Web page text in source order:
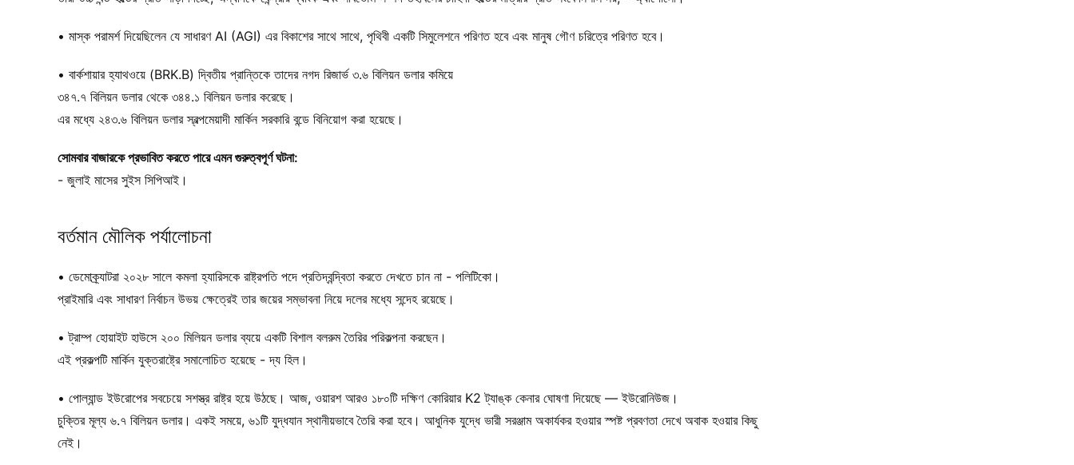
• মাস্ক পরামর্শ দিয়েছিলেন যে সাধারণ AI (AGI) এর বিকাশের সাথে সাথে, পৃথিবী একটি সিমুলেশনে পরিণত হবে এবং মানুষ গৌণ চরিত্রে পরিণত হবে।
• বার্কশায়ার হ্যাথওয়ে (BRK.B) দ্বিতীয় প্রান্তিকে তাদের নগদ রিজার্ভ ৩.৬ বিলিয়ন ডলার কমিয়ে
৩৪৭.৭ বিলিয়ন ডলার থেকে ৩৪৪.১ বিলিয়ন ডলার করেছে।
এর মধ্যে ২৪৩.৬ বিলিয়ন ডলার স্বল্পমেয়াদী মার্কিন সরকারি বন্ডে বিনিয়োগ করা হয়েছে।
সোমবার বাজারকে প্রভাবিত করতে পারে এমন গুরুত্বপূর্ণ ঘটনা:
- জুলাই মাসের সুইস সিপিআই।
বর্তমান মৌলিক পর্যালোচনা
• ডেমোক্র্যাটরা ২০২৮ সালে কমলা হ্যারিসকে রাষ্ট্রপতি পদে প্রতিদ্বন্দ্বিতা করতে দেখতে চান না - পলিটিকো।
প্রাইমারি এবং সাধারণ নির্বাচন উভয় ক্ষেত্রেই তার জয়ের সম্ভাবনা নিয়ে দলের মধ্যে সন্দেহ রয়েছে।
• ট্রাম্প হোয়াইট হাউসে ২০০ মিলিয়ন ডলার ব্যয়ে একটি বিশাল বলরুম তৈরির পরিকল্পনা করছেন।
এই প্রকল্পটি মার্কিন যুক্তরাষ্ট্রে সমালোচিত হয়েছে - দ্য হিল।
• পোল্যান্ড ইউরোপের সবচেয়ে সশস্ত্র রাষ্ট্র হয়ে উঠছে। আজ, ওয়ারশ আরও ১৮০টি দক্ষিণ কোরিয়ার K2 ট্যাঙ্ক কেনার ঘোষণা দিয়েছে — ইউরোনিউজ।
চুক্তির মূল্য ৬.৭ বিলিয়ন ডলার। একই সময়ে, ৬১টি যুদ্ধযান স্থানীয়ভাবে তৈরি করা হবে। আধুনিক যুদ্ধে ভারী সরঞ্জাম অকার্যকর হওয়ার স্পষ্ট প্রবণতা দেখে অবাক হওয়ার কিছু
নেই।